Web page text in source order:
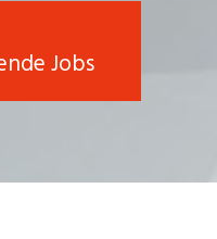
Jobs